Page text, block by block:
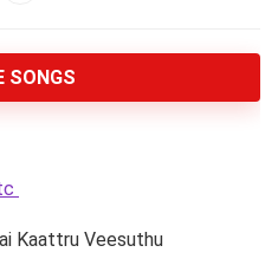
SONGS
Kaattru Veesuthu